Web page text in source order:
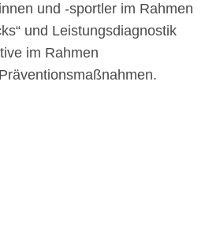
und -sportler im Rahmen
und Leistungsdiagnostik
im Rahmen